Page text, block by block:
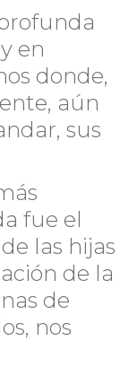
en
donde,
aún
sus
fue el
las hijas
de la
de
nos